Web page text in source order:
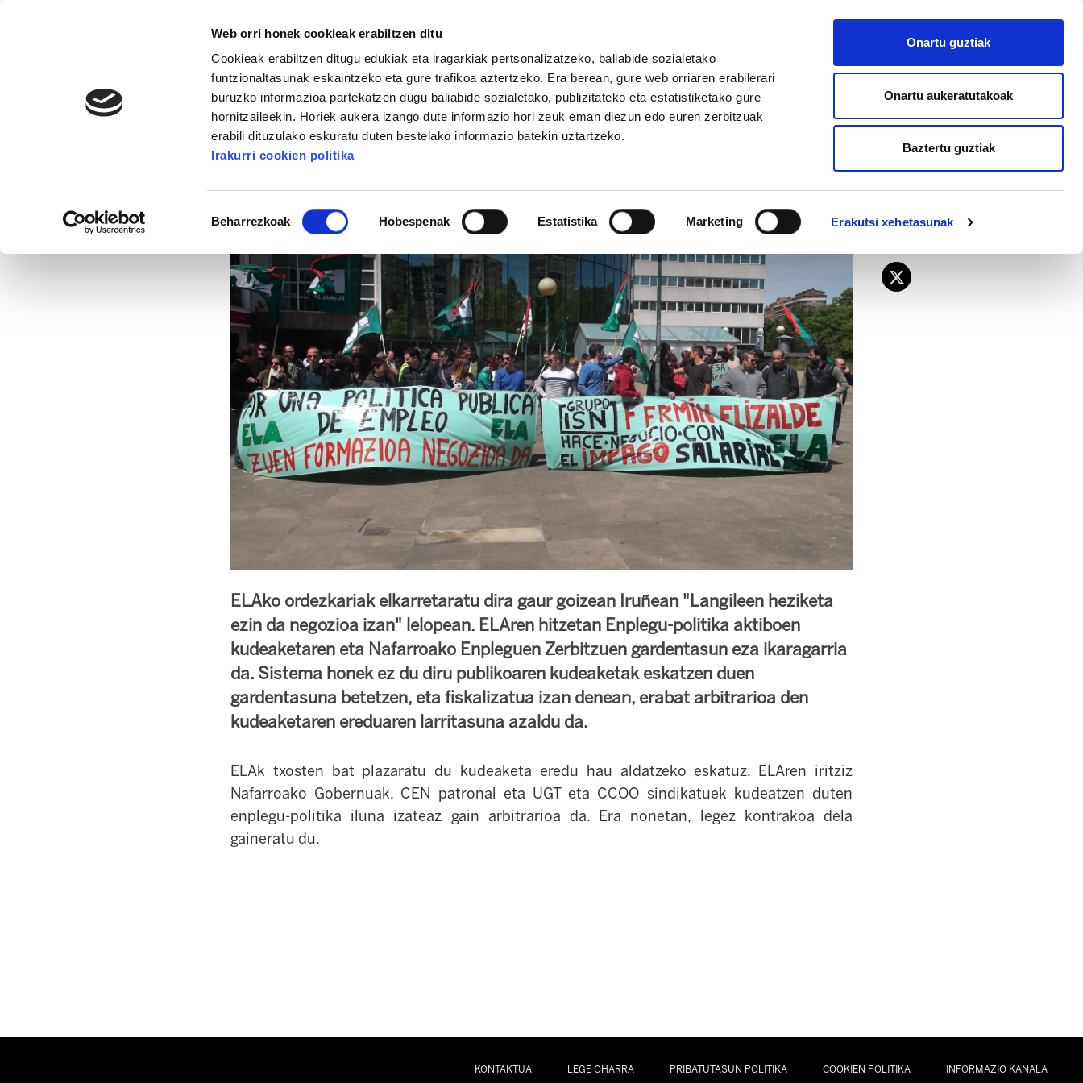
Web orri honek cookieak erabiltzen ditu
Cookieak erabiltzen ditugu edukiak eta iragarkiak pertsonalizatzeko, baliabide sozialetako
funtzionaltasunak eskaintzeko eta gure trafikoa aztertzeko. Era berean, gure web orriaren erabilerari
buruzko informazioa partekatzen dugu baliabide sozialetako, publizitateko eta estatistiketako gure
hornitzaileekin. Horiek aukera izango dute informazio hori zeuk eman diezun edo euren zerbitzuak
erabili dituzulako eskuratu duten bestelako informazio batekin uztartzeko.
Irakurri cookien politika
Beharrezkoak Hobespenak Estatistika Marketing Erakutsi xehetasunak
Onartu guztiak
Onartu aukeratutakoak
Baztertu guztiak
AFILIATU
MANU ROBLES-ARANGIZ FUNDAZIOA BIDELAGUN FUNDAZIOA
Langileen heziketa ezin da negozioa izan
ELAko ordezkariak elkarretaratu dira gaur goizean Iruñean "Langileen heziketa
ezin da negozioa izan" lelopean. ELAren hitzetan Enplegu-politika aktiboen
kudeaketaren eta Nafarroako Enpleguen Zerbitzuen gardentasun eza ikaragarria
da. Sistema honek ez du diru publikoaren kudeaketak eskatzen duen
gardentasuna betetzen, eta fiskalizatua izan denean, erabat arbitrarioa den
kudeaketaren ereduaren larritasuna azaldu da.
ELAk txosten bat plazaratu du kudeaketa eredu hau aldatzeko eskatuz. ELAren iritziz
Nafarroako Gobernuak, CEN patronal eta UGT eta CCOO sindikatuek kudeatzen duten
enplegu-politika iluna izateaz gain arbitrarioa da. Era nonetan, legez kontrakoa dela
gaineratu du.
KONTAKTUA LEGE OHARRA PRIBATUTASUN POLITIKA COOKIEN POLITIKA INFORMAZIO KANALA